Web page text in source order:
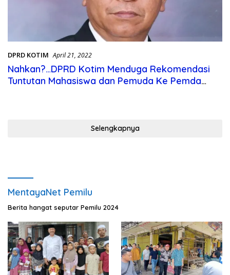
DPRD KOTIM April 21, 2022
Nahkan?…DPRD Kotim Menduga Rekomendasi
Tuntutan Mahasiswa dan Pemuda Ke Pemda
Selengkapnya
MentayaNet Pemilu
Berita hangat seputar Pemilu 2024